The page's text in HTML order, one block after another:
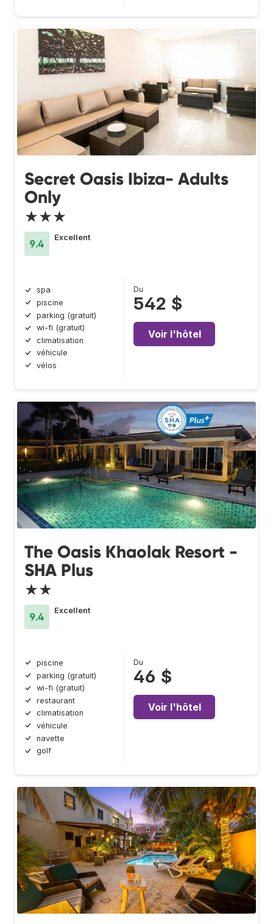
Secret Oasis Ibiza- Adults
Only
★★★
9.4
Excellent
spa
piscine
parking (gratuit)
wi-fi (gratuit)
climatisation
véhicule
vélos
Du
542 $
Voir l'hôtel
The Oasis Khaolak Resort -
SHA Plus
★★
9.4
Excellent
piscine
parking (gratuit)
wi-fi (gratuit)
restaurant
climatisation
véhicule
navette
golf
Du
46 $
Voir l'hôtel